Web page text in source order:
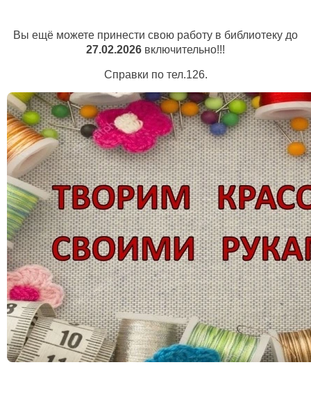
Вы ещё можете принести свою работу в библиотеку до
27.02.2026 включительно!!!
Справки по тел.126.